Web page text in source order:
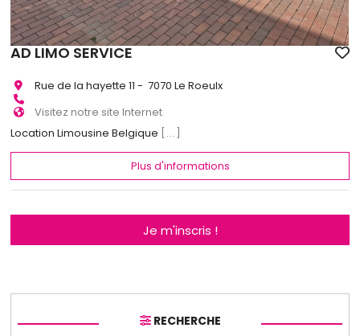
AD LIMO SERVICE
Rue de la hayette 11 - 7070 Le Roeulx
Visitez notre site Internet
Location Limousine Belgique
[...]
Plus d'informations
Je m'inscris !
RECHERCHE